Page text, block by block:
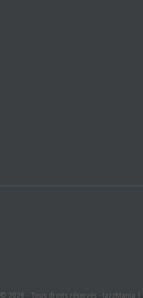
© 2026 - Tous droits réservés - JazzMania |